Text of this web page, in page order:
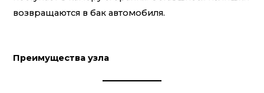
возвращаются в бак автомобиля.
Преимущества узла